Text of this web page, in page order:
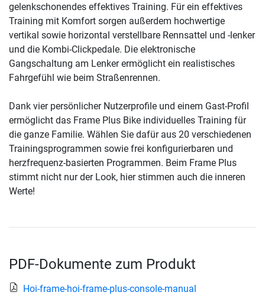
gelenkschonendes effektives Training. Für ein effektives
Training mit Komfort sorgen außerdem hochwertige
vertikal sowie horizontal verstellbare Rennsattel und -lenker
und die Kombi-Clickpedale. Die elektronische
Gangschaltung am Lenker ermöglicht ein realistisches
Fahrgefühl wie beim Straßenrennen.
Dank vier persönlicher Nutzerprofile und einem Gast-Profil
ermöglicht das Frame Plus Bike individuelles Training für
die ganze Familie. Wählen Sie dafür aus 20 verschiedenen
Trainingsprogrammen sowie frei konfigurierbaren und
herzfrequenz-basierten Programmen. Beim Frame Plus
stimmt nicht nur der Look, hier stimmen auch die inneren
Werte!
PDF-Dokumente zum Produkt
Hoi-frame-hoi-frame-plus-console-manual